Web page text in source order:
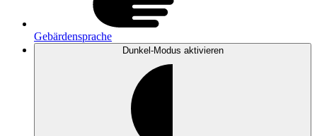
Gebärdensprache
Dunkel-Modus aktivieren